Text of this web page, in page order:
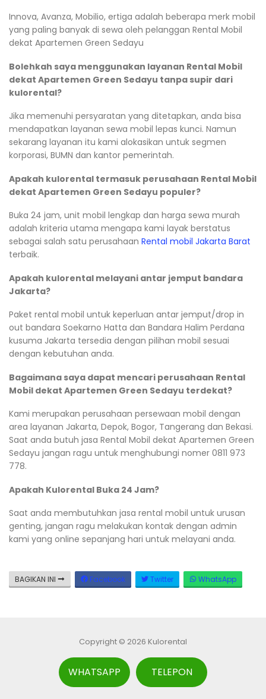
Innova, Avanza, Mobilio, ertiga adalah beberapa merk mobil
yang paling banyak di sewa oleh pelanggan Rental Mobil
dekat Apartemen Green Sedayu
Bolehkah saya menggunakan layanan Rental Mobil
dekat Apartemen Green Sedayu tanpa supir dari
kulorental?
Jika memenuhi persyaratan yang ditetapkan, anda bisa
mendapatkan layanan sewa mobil lepas kunci. Namun
sekarang layanan itu kami alokasikan untuk segmen
korporasi, BUMN dan kantor pemerintah.
Apakah kulorental termasuk perusahaan Rental Mobil
dekat Apartemen Green Sedayu populer?
Buka 24 jam, unit mobil lengkap dan harga sewa murah
adalah kriteria utama mengapa kami layak berstatus
sebagai salah satu perusahaan Rental mobil Jakarta Barat
terbaik.
Apakah kulorental melayani antar jemput bandara
Jakarta?
Paket rental mobil untuk keperluan antar jemput/drop in
out bandara Soekarno Hatta dan Bandara Halim Perdana
kusuma Jakarta tersedia dengan pilihan mobil sesuai
dengan kebutuhan anda.
Bagaimana saya dapat mencari perusahaan Rental
Mobil dekat Apartemen Green Sedayu terdekat?
Kami merupakan perusahaan persewaan mobil dengan
area layanan Jakarta, Depok, Bogor, Tangerang dan Bekasi.
Saat anda butuh jasa Rental Mobil dekat Apartemen Green
Sedayu jangan ragu untuk menghubungi nomer 0811 973
778.
Apakah Kulorental Buka 24 Jam?
Saat anda membutuhkan jasa rental mobil untuk urusan
genting, jangan ragu melakukan kontak dengan admin
kami yang online sepanjang hari untuk melayani anda.
BAGIKAN INI Facebook Twitter WhatsApp
Copyright © 2026 Kulorental
WHATSAPP TELEPON